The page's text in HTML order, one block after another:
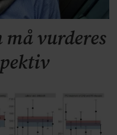
vurderes